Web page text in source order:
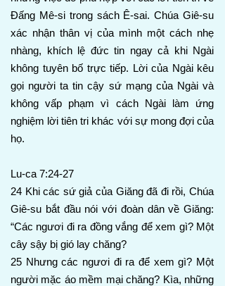
Đấng Mê-si trong sách Ê-sai. Chúa Giê-su
xác nhận thân vị của mình một cách nhẹ
nhàng, khích lệ đức tin ngay cả khi Ngài
không tuyên bố trực tiếp. Lời của Ngài kêu
gọi người ta tin cậy sứ mạng của Ngài và
không vấp phạm vì cách Ngài làm ứng
nghiệm lời tiên tri khác với sự mong đợi của
họ.
Lu-ca 7:24-27
24 Khi các sứ giả của Giăng đã đi rồi, Chúa
Giê-su bắt đầu nói với đoàn dân về Giăng:
“Các ngươi đi ra đồng vắng để xem gì? Một
cây sậy bị gió lay chăng?
25 Nhưng các ngươi đi ra để xem gì? Một
người mặc áo mềm mại chăng? Kìa, những